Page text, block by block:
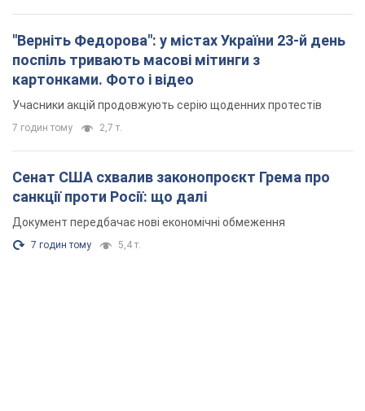
"Верніть Федорова": у містах України 23-й день
поспіль тривають масові мітинги з
картонками. Фото і відео
Учасники акцій продовжують серію щоденних протестів
7 годин тому 2,7 т.
Сенат США схвалив законопроєкт Грема про
санкції проти Росії: що далі
Документ передбачає нові економічні обмеження
7 годин тому 5,4 т.